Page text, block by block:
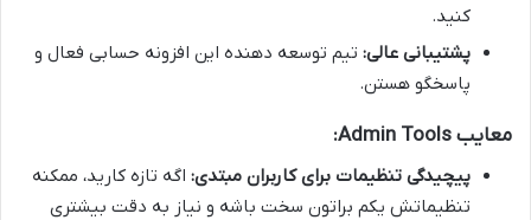
کنید.
پشتیبانی عالی: تیم توسعه دهنده این افزونه حسابی فعال و
پاسخگو هستن.
معایب Admin Tools:
پیچیدگی تنظیمات برای کاربران مبتدی: اگه تازه کارید، ممکنه
تنظیماتش یکم براتون سخت باشه و نیاز به دقت بیشتری